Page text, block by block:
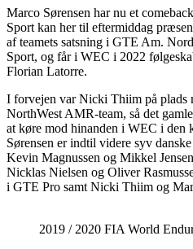
Marco Sørensen har nu et
Sport kan her til eftermiddag
af teamets satsning i GTE Am.
Sport, og får i WEC i 2022
Florian Latorre.
I forvejen var Nicki Thiim på plads
NorthWest AMR-team, så det
at køre mod hinanden i WEC i den
Sørensen er indtil videre syv
Kevin Magnussen og Mikkel
Nicklas Nielsen og Oliver
i GTE Pro samt Nicki Thiim og
2019 / 2020 FIA World